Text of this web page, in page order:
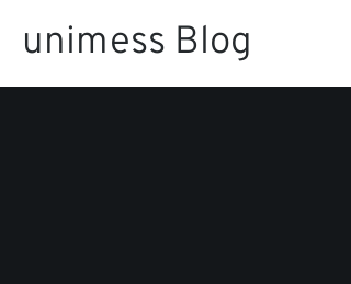
Inhaltunimess Blog